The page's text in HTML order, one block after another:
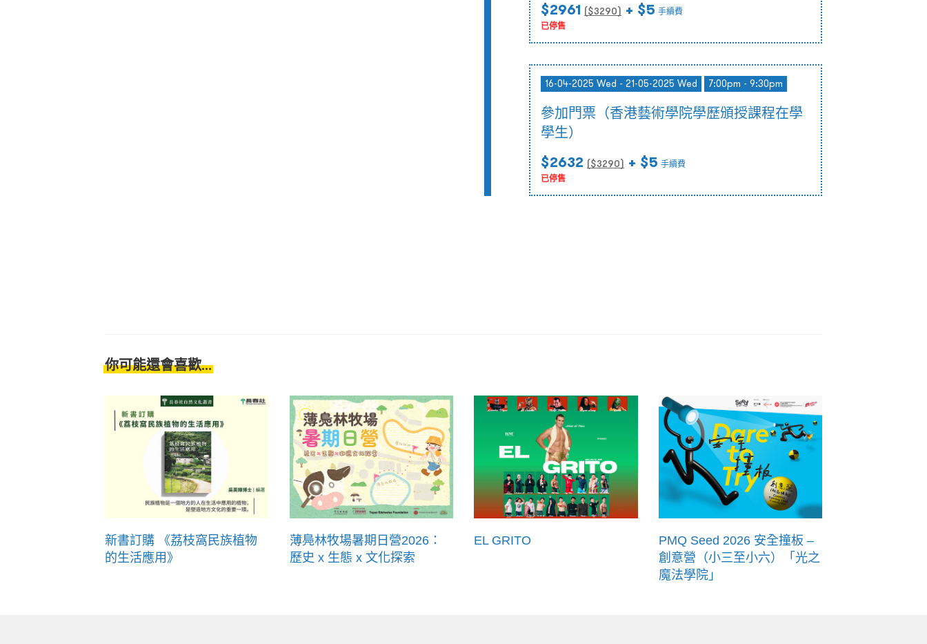
$2961 ($3290) + $5 手續費
已停售
16-04-2025 Wed - 21-05-2025 Wed 7:00pm - 9:30pm
參加門票（香港藝術學院學歷頒授課程在學
學生）
$2632 ($3290) + $5 手續費
已停售
你可能還會喜歡...
新書訂購 《荔枝窩民族植物
的生活應用》
薄鳧林牧場暑期日營2026：
歷史 x 生態 x 文化探索
EL GRITO
PMQ Seed 2026 安全撞板 –
創意營（小三至小六）「光之
魔法學院」